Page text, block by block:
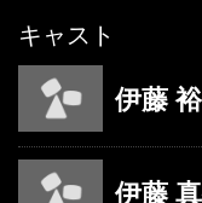
キャスト
伊藤
伊藤